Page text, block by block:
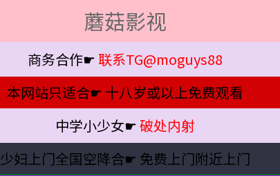
蘑菇影视
商务合作☛ 联系TG@moguys88
本网站只适合☛ 十八岁或以上免费观看
中学小少女☛破处内射
少妇上门全国空降合☛ 免费上门附近上门